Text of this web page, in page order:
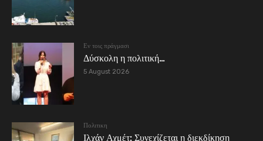
Εν τοις πράγμασι
Δύσκολη η πολιτική…
5 August 2026
Πολιτικη
Ιλχάν Αχμέτ: Συνεχίζεται η διεκδίκηση